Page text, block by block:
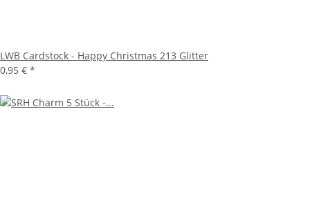
LWB Cardstock - Happy Christmas 213 Glitter
0,95 € *